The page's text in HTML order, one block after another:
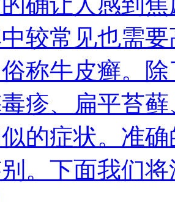
较常见也需
称牛皮癣。
疹、扁平苔
的症状。准
。下面我们